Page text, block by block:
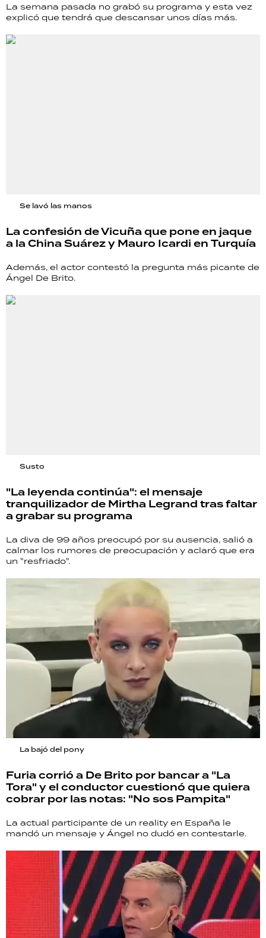
La semana pasada no grabó su programa y esta vez
explicó que tendrá que descansar unos días más.
Se lavó las manos
La confesión de Vicuña que pone en jaque
a la China Suárez y Mauro Icardi en Turquía
Además, el actor contestó la pregunta más picante de
Ángel De Brito.
Susto
"La leyenda continúa": el mensaje
tranquilizador de Mirtha Legrand tras faltar
a grabar su programa
La diva de 99 años preocupó por su ausencia, salió a
calmar los rumores de preocupación y aclaró que era
un "resfriado".
La bajó del pony
Furia corrió a De Brito por bancar a "La
Tora" y el conductor cuestionó que quiera
cobrar por las notas: "No sos Pampita"
La actual participante de un reality en España le
mandó un mensaje y Ángel no dudó en contestarle.